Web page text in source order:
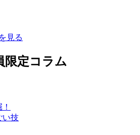
見る
限定コラム
い技